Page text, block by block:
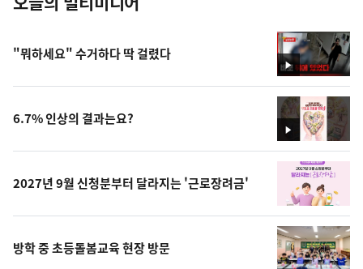
영
상
"뭐하세요" 수거하다 딱 걸렸다
영
상
6.7% 인상의 결과는요?
2027년 9월 신청분부터 달라지는 '근로장려금'
방학 중 초등돌봄교육 현장 방문